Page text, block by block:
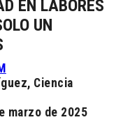
EN LABORES
UN
Ciencia
marzo de 2025